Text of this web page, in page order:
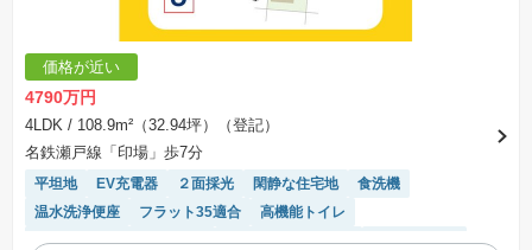
価格が近い
4790万円
4LDK / 108.9m²（32.94坪）（登記）
名鉄瀬戸線「印場」歩7分
平坦地 EV充電器 ２面採光 閑静な住宅地
食洗機
温水洗浄便座
フラット35適合
高機能トイレ
モニター付きインターホン
キッチン収納が多い
長期優良住宅